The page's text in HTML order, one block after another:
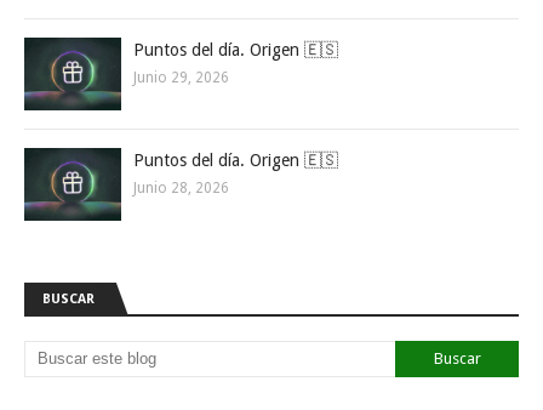
Puntos del día. Origen 🇪🇸
Junio 29, 2026
Puntos del día. Origen 🇪🇸
Junio 28, 2026
BUSCAR